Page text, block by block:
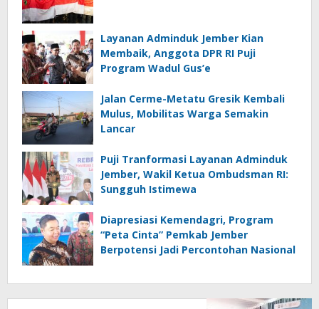
Layanan Adminduk Jember Kian
Membaik, Anggota DPR RI Puji
Program Wadul Gus’e
Jalan Cerme-Metatu Gresik Kembali
Mulus, Mobilitas Warga Semakin
Lancar
Puji Tranformasi Layanan Adminduk
Jember, Wakil Ketua Ombudsman RI:
Sungguh Istimewa
Diapresiasi Kemendagri, Program
“Peta Cinta” Pemkab Jember
Berpotensi Jadi Percontohan Nasional